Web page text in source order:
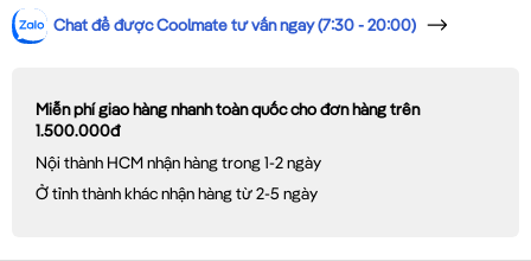
Chat để được Coolmate tư vấn ngay (7:30 - 20:00)
Miễn phí giao hàng nhanh toàn quốc cho đơn hàng trên
1.500.000đ
Nội thành HCM nhận hàng trong 1-2 ngày
Ở tỉnh thành khác nhận hàng từ 2-5 ngày